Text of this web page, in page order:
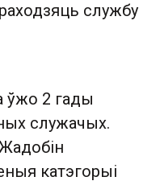
службу
ўжо 2 гады
служачых.
катэгорыі